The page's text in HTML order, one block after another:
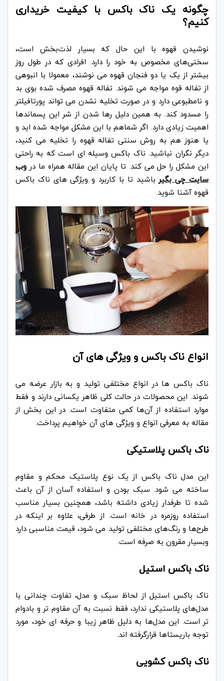
چگونه یک ناک باکس با کیفیت خریداری
کنیم؟
نوشیدن قهوه با این حال که بسیار لذت‌بخش است،
سختی‌های مخصوص به خود را دارد. افرادی که در طول روز
بیشتر از یک یا دو فنجان قهوه می نوشند، معمولا با انبوهی
از تفاله قوه مواجه می شوند. تفاله قهوه مصرف شده بوی بد
و نامطبوعی دارد و در صورت تخلیه نشدن می تواند پورتافیلتر
را مسدود کند. به همین دلیل رها شدن از شر این پسماندها
اهمیت زیادی دارد. اگر شماهم با این مشکل مواجه شده اید و
یا هنوز هم به روش سنتی تفاله قهوه را تخلیه می کنید،
دیگر نگران نباشید. ناک باکس وسیله ای است که به راحتی
این مشکل را حل می کند. تا پایان این مقاله همراه ما در وب
سایت چی بگیر باشید تا با کاربرد و ویژگی های ناک باکس
قهوه آشنا شوید.
انواع ناک باکس و ویژگی های آن
ناک باکس ها در انواع مختلفی تولید و به بازار عرضه می
شوند. این محصولات در حالت کلی ظاهر یکسانی دارند و فقط
موارد استفاده از آن‌ها کمی متفاوت است. در این بخش از
مقاله به معرفی انواع و ویژگی های آن خواهیم پرداخت.
ناک باکس پلاستیکی
این مدل ناک باکس از یک نوع پلاستیک محکم و مقاوم
ساخته می شود. سبک بودن و استفاده آسان از آن باعث
شده تا طرفدار زیادی داشته باشد، همچنین بسیار مناسب
استفاده روزمره در خانه است. از طرفی، علاوه بر اینکه در
طرح‌ها و رنگ‌های مختلفی تولید می شود، قیمت مناسبی دارد
وبسیار مقرون به صرفه است.
ناک باکس استیل
ناک باکس استیل از لحاظ سبک و مدل، تفاوت چندانی با
مدل‌های پلاستیکی ندارد، فقط نسبت به آن مقاوم‌ تر و بادوام
تر است. این مدل‌ها به دلیل ظاهر زیبا و حرفه ای خود، مورد
توجه باریستاها قرارگرفته اند.
ناک باکس کشویی